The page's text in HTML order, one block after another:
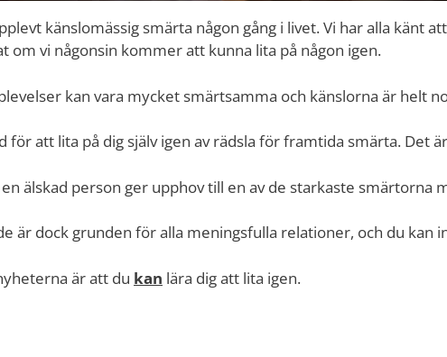
känslomässig smärta någon gång i livet. Vi har alla känt
om vi någonsin kommer att kunna lita på någon igen.
kan vara mycket smärtsamma och känslorna är helt
för att lita på dig själv igen av rädsla för framtida smärta. Det
älskad person ger upphov till en av de starkaste smärtorna
är dock grunden för alla meningsfulla relationer, och du kan
är att du kan lära dig att lita igen.